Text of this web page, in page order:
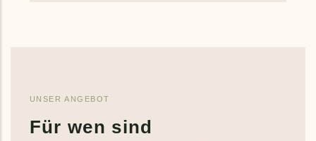
UNSER ANGEBOT
Für wen sind